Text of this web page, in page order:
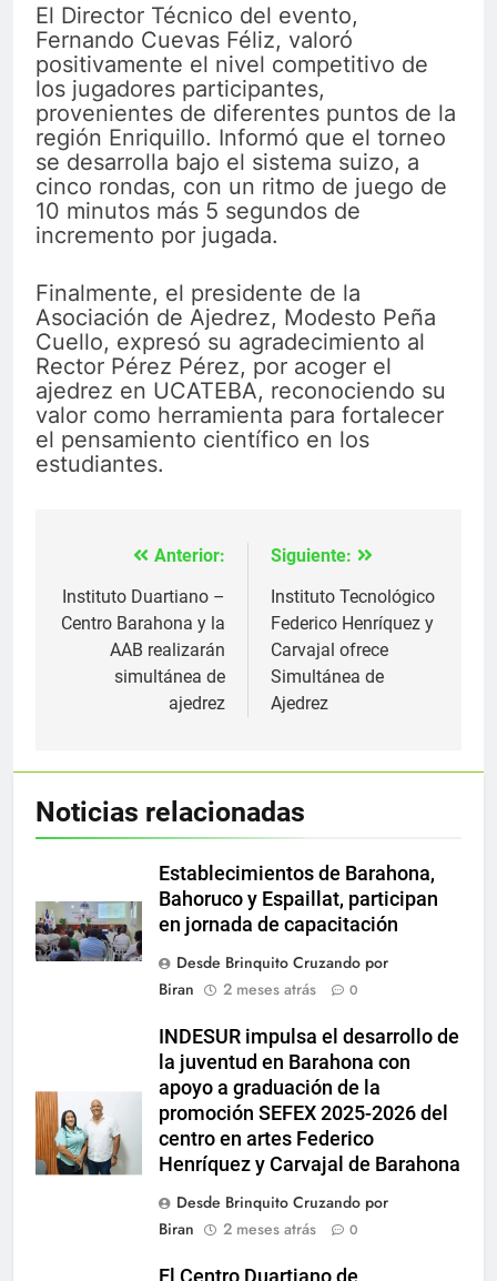
El Director Técnico del evento,
Fernando Cuevas Féliz, valoró
positivamente el nivel competitivo de
los jugadores participantes,
provenientes de diferentes puntos de la
región Enriquillo. Informó que el torneo
se desarrolla bajo el sistema suizo, a
cinco rondas, con un ritmo de juego de
10 minutos más 5 segundos de
incremento por jugada.
Finalmente, el presidente de la
Asociación de Ajedrez, Modesto Peña
Cuello, expresó su agradecimiento al
Rector Pérez Pérez, por acoger el
ajedrez en UCATEBA, reconociendo su
valor como herramienta para fortalecer
el pensamiento científico en los
estudiantes.
Navegación
de
entradas
Anterior:
Instituto Duartiano –
Centro Barahona y la
AAB realizarán
simultánea de
ajedrez
Siguiente:
Instituto Tecnológico
Federico Henríquez y
Carvajal ofrece
Simultánea de
Ajedrez
Noticias relacionadas
Establecimientos de Barahona,
Bahoruco y Espaillat, participan
en jornada de capacitación
Desde Brinquito Cruzando por
Biran
2 meses atrás 0
INDESUR impulsa el desarrollo de
la juventud en Barahona con
apoyo a graduación de la
promoción SEFEX 2025-2026 del
centro en artes Federico
Henríquez y Carvajal de Barahona
Desde Brinquito Cruzando por
Biran
2 meses atrás 0
El Centro Duartiano de